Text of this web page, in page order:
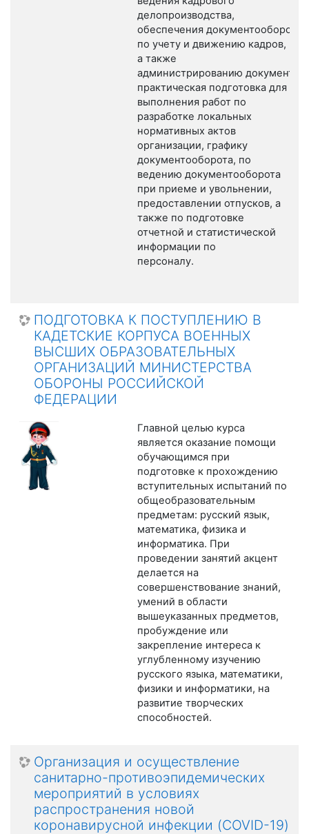
делопроизводства,
обеспечения документооборота
по учету и движению кадров,
а также
администрированию
практическая подготовка для
выполнения работ по
разработке локальных
нормативных актов
организации, графику
документооборота, по
ведению документооборота
при приеме и увольнении,
предоставлении отпусков, а
также по подготовке
отчетной и статистической
информации по
персоналу.
ПОДГОТОВКА К ПОСТУПЛЕНИЮ В
КАДЕТСКИЕ КОРПУСА ВОЕННЫХ
ВЫСШИХ ОБРАЗОВАТЕЛЬНЫХ
ОРГАНИЗАЦИЙ МИНИСТЕРСТВА
ОБОРОНЫ РОССИЙСКОЙ
ФЕДЕРАЦИИ
Главной целью курса
является оказание помощи
обучающимся при
подготовке к прохождению
вступительных испытаний по
общеобразовательным
предметам: русский язык,
математика, физика и
информатика. При
проведении занятий акцент
делается на
совершенствование знаний,
умений в области
вышеуказанных предметов,
пробуждение или
закрепление интереса к
углубленному изучению
русского языка, математики,
физики и информатики, на
развитие творческих
способностей.
Организация и осуществление
санитарно-противоэпидемических
мероприятий в условиях
распространения новой
коронавирусной инфекции (COVID-19)